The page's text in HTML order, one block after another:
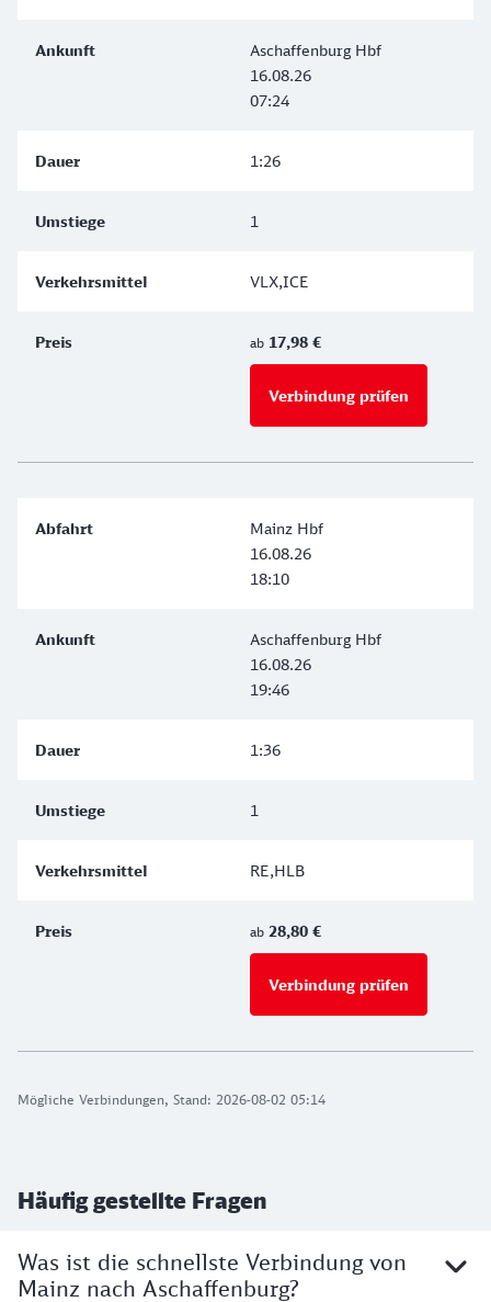
Mögliche Verbindungen, Stand: 2026-08-02 05:14
Aschaffenburg Hbf
16.08.26
07:24
1:26
1
VLX,ICE
ab 17,98 €
Verbindung prüfen
Mainz Hbf
16.08.26
18:10
Aschaffenburg Hbf
16.08.26
19:46
1:36
1
RE,HLB
ab 28,80 €
Verbindung prüfen
Häufig gestellte Fragen
Was ist die schnellste Verbindung von
Mainz nach Aschaffenburg?